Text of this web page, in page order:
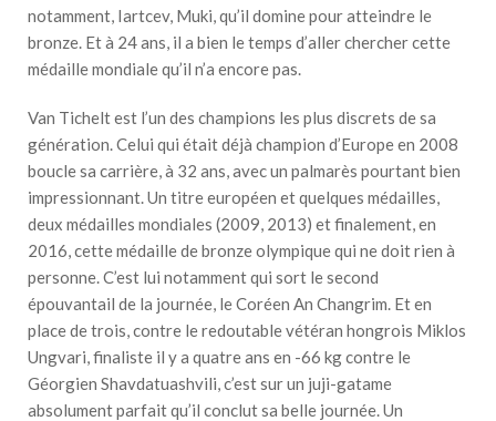
notamment, Iartcev, Muki, qu’il domine pour atteindre le
bronze. Et à 24 ans, il a bien le temps d’aller chercher cette
médaille mondiale qu’il n’a encore pas.
Van Tichelt est l’un des champions les plus discrets de sa
génération. Celui qui était déjà champion d’Europe en 2008
boucle sa carrière, à 32 ans, avec un palmarès pourtant bien
impressionnant. Un titre européen et quelques médailles,
deux médailles mondiales (2009, 2013) et finalement, en
2016, cette médaille de bronze olympique qui ne doit rien à
personne. C’est lui notamment qui sort le second
épouvantail de la journée, le Coréen An Changrim. Et en
place de trois, contre le redoutable vétéran hongrois Miklos
Ungvari, finaliste il y a quatre ans en -66 kg contre le
Géorgien Shavdatuashvili, c’est sur un juji-gatame
absolument parfait qu’il conclut sa belle journée. Un